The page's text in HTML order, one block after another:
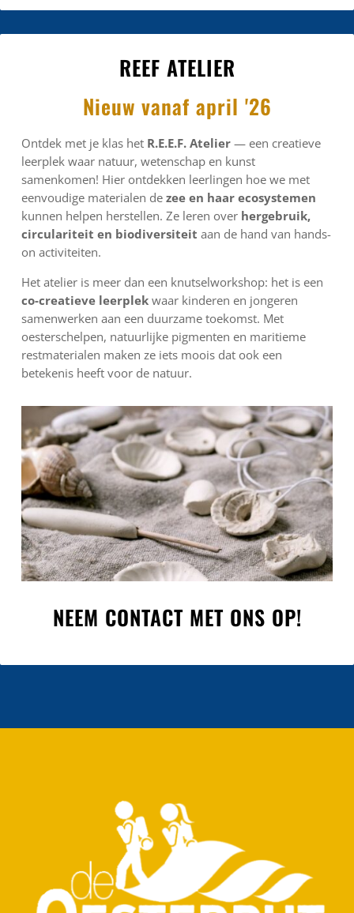
REEF ATELIER
Nieuw vanaf april '26
Ontdek met je klas het R.E.E.F. Atelier — een creatieve
leerplek waar natuur, wetenschap en kunst
samenkomen! Hier ontdekken leerlingen hoe we met
eenvoudige materialen de zee en haar ecosystemen
kunnen helpen herstellen. Ze leren over hergebruik,
circulariteit en biodiversiteit aan de hand van hands-
on activiteiten.
Het atelier is meer dan een knutselworkshop: het is een
co-creatieve leerplek waar kinderen en jongeren
samenwerken aan een duurzame toekomst. Met
oesterschelpen, natuurlijke pigmenten en maritieme
restmaterialen maken ze iets moois dat ook een
betekenis heeft voor de natuur.
NEEM CONTACT MET ONS OP!